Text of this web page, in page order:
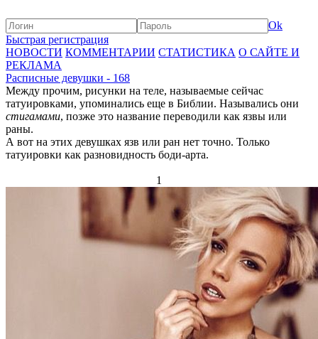
Ok
Быстрая регистрация
НОВОСТИ КОММЕНТАРИИ СТАТИСТИКА О САЙТЕ И
РЕКЛАМА
Расписные девушки - 168
Между прочим, рисунки на теле, называемые сейчас
татуировками, упоминались еще в Библии. Назывались они
стигамами, позже это название переводили как язвы или
раны.
А вот на этих девушках язв или ран нет точно. Только
татуировки как разновидность боди-арта.
1